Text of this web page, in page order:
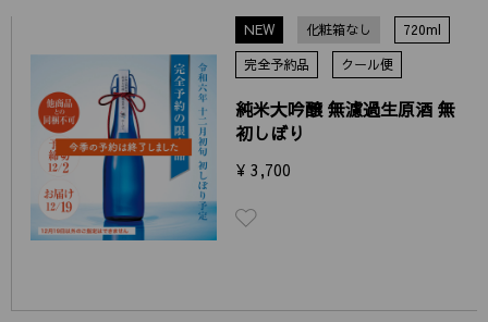
NEW 化粧箱なし
720ml
完全予約品
クール便
純米大吟醸 無濾過生原酒 無
初しぼり
¥ 3,700